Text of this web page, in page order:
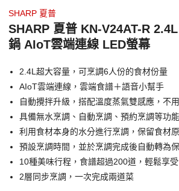
SHARP 夏普
SHARP 夏普 KN-V24AT-R
鍋 AIoT雲端連線 LED螢幕
2.4L超大容量，可烹調6人份的食材份量
AIoT雲端連線，雲端食譜＋語音小幫手
自動攪拌升級，搭配溫度蒸氣雙感應，不
具備無水烹調、自動烹調、預約烹調等功能
利用食材本身的水分進行烹調，保留食材
預設烹調時間，並於烹調完成後自動轉為
10種美味行程，食譜超過200道，輕鬆享
2層同步烹調，一次完成兩道菜